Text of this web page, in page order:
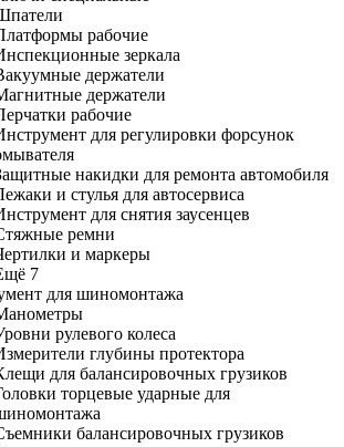
рабочие
зеркала
держатели
держатели
рабочие
для регулировки форсунок
накидки для ремонта автомобиля
и стулья для автосервиса
для снятия заусенцев
ремни
и маркеры
7
для шиномонтажа
рулевого колеса
глубины протектора
для балансировочных грузиков
торцевые ударные для
балансировочных грузиков